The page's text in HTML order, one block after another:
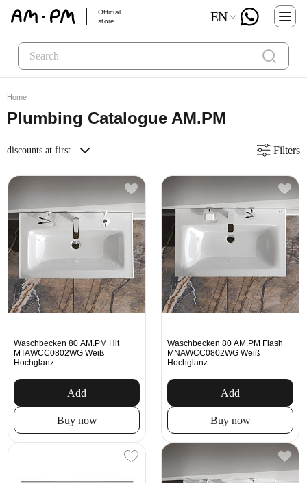
Official
store
EN
Home
Plumbing Catalogue AM.PM
discounts at first Filters
Waschbecken 80 AM.PM Hit
MTAWCC0802WG Weiß
Hochglanz
Add
Buy now
Waschbecken 80 AM.PM Flash
MNAWCC0802WG Weiß
Hochglanz
Add
Buy now